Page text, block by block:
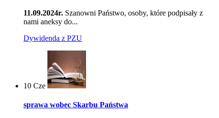
11.09.2024r. Szanowni Państwo, osoby, które podpisały z
nami aneksy do...
Dywidenda z PZU
10 Cze
sprawa wobec Skarbu Państwa